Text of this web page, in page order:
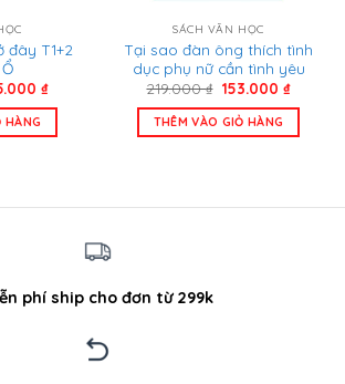
đây T1+2
₫.
₫Giá
tại
HÀNG
SÁCH VĂN HỌC
Tại sao đàn ông thích tình
dục phụ nữ cần tình yêu
219.000₫ Giá
là:
219.000 ₫.
153.000 ₫Giá
tại
THÊM VÀO GIỎ HÀNG
phí ship cho đơn từ 299k